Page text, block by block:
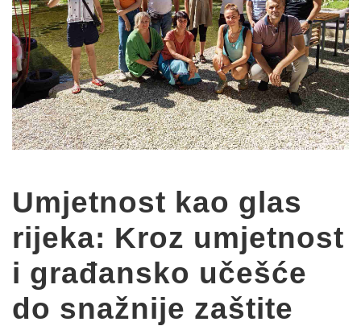
Umjetnost kao glas
rijeka: Kroz umjetnost
i građansko učešće
do snažnije zaštite